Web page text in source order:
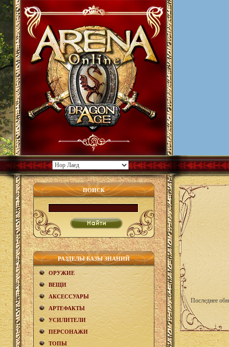
ПОИСК
РАЗДЕЛЫ БАЗЫ ЗНАНИЙ
ОРУЖИЕ
ВЕЩИ
АКCЕСCУАРЫ
АРТЕФАКТЫ
УСИЛИТЕЛИ
ПЕРСОНАЖИ
ТОПЫ
Последнее